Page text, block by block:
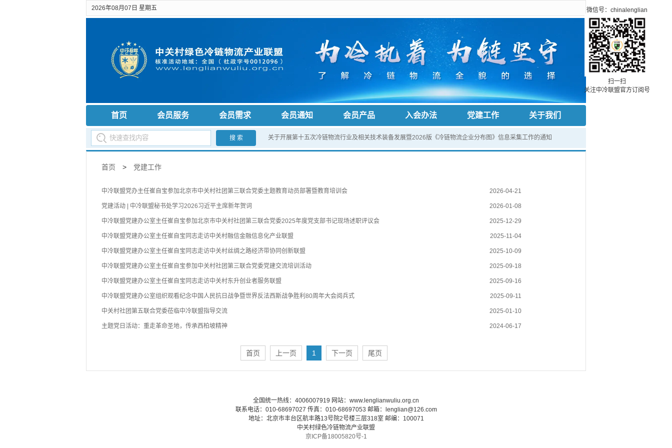
微信号：chinalenglian
扫一扫
关注中冷联盟官方订阅号
2026年08月07日 星期五
首页 会员服务 会员需求 会员通知 会员产品 入会办法 党建工作 关于我们
搜 索 关于开展第十五次冷链物流行业及相关技术装备发展暨2026版《冷链物流企业分布图》信息采集工作的通知
首页 > 党建工作
中冷联盟党办主任崔自宝参加北京市中关村社团第三联合党委主题教育动员部署暨教育培训会 2026-04-21
党建活动 | 中冷联盟秘书处学习2026习近平主席新年贺词 2026-01-08
中冷联盟党建办公室主任崔自宝参加北京市中关村社团第三联合党委2025年度党支部书记现场述职评议会 2025-12-29
中冷联盟党建办公室主任崔自宝同志走访中关村融信金融信息化产业联盟 2025-11-04
中冷联盟党建办公室主任崔自宝同志走访中关村丝绸之路经济带协同创新联盟 2025-10-09
中冷联盟党建办公室主任崔自宝参加中关村社团第三联合党委党建交流培训活动 2025-09-18
中冷联盟党建办公室主任崔自宝同志走访中关村东升创业者服务联盟 2025-09-16
中冷联盟党建办公室组织观看纪念中国人民抗日战争暨世界反法西斯战争胜利80周年大会阅兵式 2025-09-11
中关村社团第五联合党委莅临中冷联盟指导交流 2025-01-10
主题党日活动：重走革命圣地，传承西柏坡精神 2024-06-17
首页 上一页 1 下一页 尾页
全国统一热线：4006007919 网站：www.lenglianwuliu.org.cn
联系电话：010-68697027 传真：010-68697053 邮箱：lenglian@126.com
地址：北京市丰台区航丰路13号院2号楼三层318室 邮编：100071
中关村绿色冷链物流产业联盟
京ICP备18005820号-1